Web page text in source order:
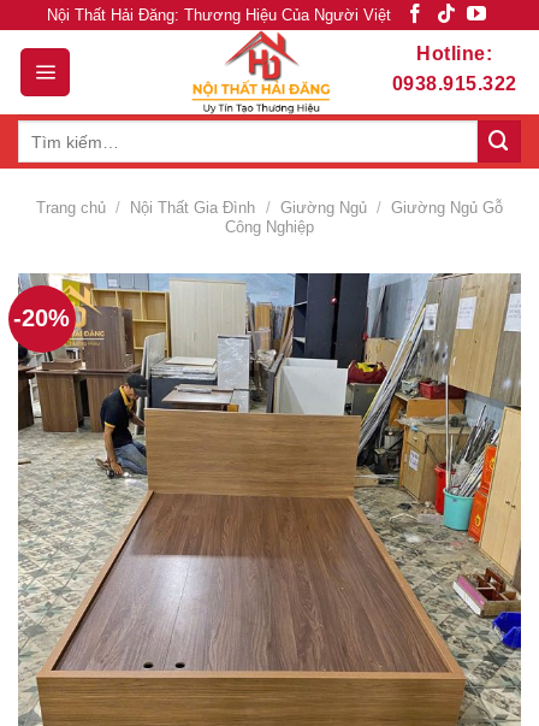
content
Nội Thất Hải Đăng: Thương Hiệu Của Người Việt
Hotline:
0938.915.322
Trang chủ / Nội Thất Gia Đình / Giường Ngủ / Giường Ngủ Gỗ
Công Nghiệp
-20%